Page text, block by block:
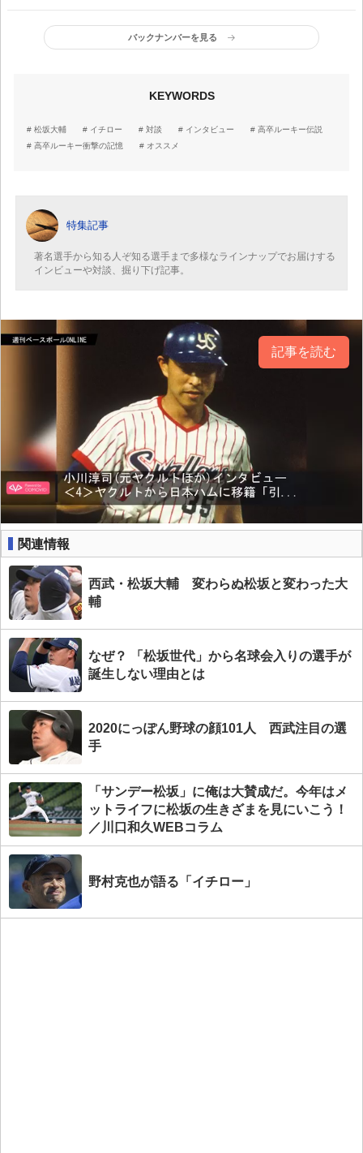
「大切にしているのは野
球を始めたときの、楽し
いという気持ち」
バックナンバーを見る
KEYWORDS
松坂大輔 イチロー 対談 インタビュー
高卒ルーキー伝説
高卒ルーキー衝撃の記憶
オススメ
特集記事
著名選手から知る人ぞ知る選手まで多様なラインナップでお届けする
インビューや対談、掘り下げ記事。
記事を読む
関連情報
西武・松坂大輔 変わらぬ松坂と変わった大
輔
なぜ？ 「松坂世代」から名球会入りの選手が
誕生しない理由とは
2020にっぽん野球の顔101人 西武注目の選
手
「サンデー松坂」に俺は大賛成だ。今年はメ
ットライフに松坂の生きざまを見にいこう！
／川口和久WEBコラム
野村克也が語る「イチロー」